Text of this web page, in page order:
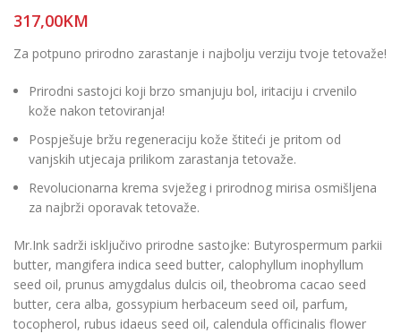
317,00KM
Za potpuno prirodno zarastanje i najbolju verziju tvoje tetovaže!
Prirodni sastojci koji brzo smanjuju bol, iritaciju i crvenilo
kože nakon tetoviranja!
Pospješuje bržu regeneraciju kože štiteći je pritom od
vanjskih utjecaja prilikom zarastanja tetovaže.
Revolucionarna krema svježeg i prirodnog mirisa osmišljena
za najbrži oporavak tetovaže.
Mr.Ink sadrži isključivo prirodne sastojke: Butyrospermum parkii
butter, mangifera indica seed butter, calophyllum inophyllum
seed oil, prunus amygdalus dulcis oil, theobroma cacao seed
butter, cera alba, gossypium herbaceum seed oil, parfum,
tocopherol, rubus idaeus seed oil, calendula officinalis flower